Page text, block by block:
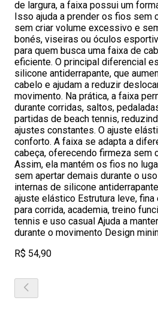
de largura, a faixa possui um
Isso ajuda a prender os fios sem
sem criar volume excessivo e
bonés, viseiras ou óculos
para quem busca uma faixa de
eficiente. O principal diferencial
silicone antiderrapante, que
cabelo e ajudam a reduzir
movimento. Na prática, a faixa
durante corridas, saltos,
partidas de beach tennis,
ajustes constantes. O ajuste
conforto. A faixa se adapta a
cabeça, oferecendo firmeza sem
Assim, ela mantém os fios no
sem apertar demais durante o
internas de silicone
ajuste elástico Estrutura leve,
para corrida, academia, treino
tennis e uso casual Ajuda a
durante o movimento Design
R$ 54,90